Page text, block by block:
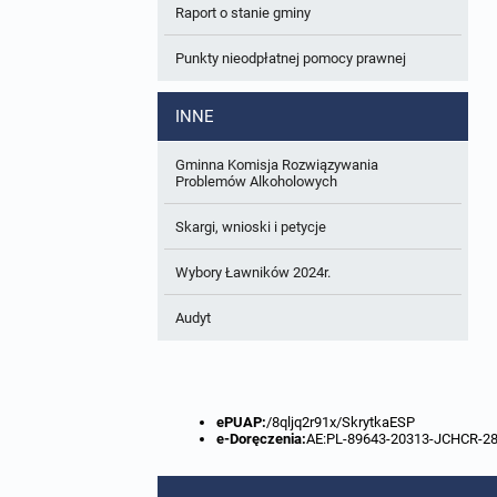
W trakcie opracowania
Zbiory danych przestrzennych
Analizy zmian w zagospodarowaniu
Raport o stanie gminy
Punkty nieodpłatnej pomocy prawnej
INNE
Gminna Komisja Rozwiązywania
Problemów Alkoholowych
Skargi, wnioski i petycje
Wybory Ławników 2024r.
Audyt
ePUAP:/8qljq2r91x/SkrytkaESP
e-Doręczenia:AE:PL-89643-20313-JCHCR-28